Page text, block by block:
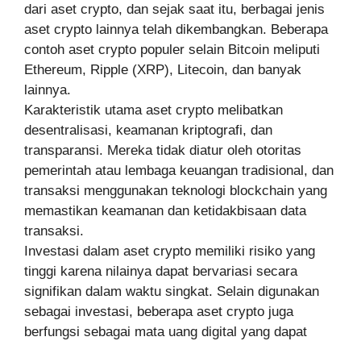
dari aset crypto, dan sejak saat itu, berbagai jenis
aset crypto lainnya telah dikembangkan. Beberapa
contoh aset crypto populer selain Bitcoin meliputi
Ethereum, Ripple (XRP), Litecoin, dan banyak
lainnya.
Karakteristik utama aset crypto melibatkan
desentralisasi, keamanan kriptografi, dan
transparansi. Mereka tidak diatur oleh otoritas
pemerintah atau lembaga keuangan tradisional, dan
transaksi menggunakan teknologi blockchain yang
memastikan keamanan dan ketidakbisaan data
transaksi.
Investasi dalam aset crypto memiliki risiko yang
tinggi karena nilainya dapat bervariasi secara
signifikan dalam waktu singkat. Selain digunakan
sebagai investasi, beberapa aset crypto juga
berfungsi sebagai mata uang digital yang dapat